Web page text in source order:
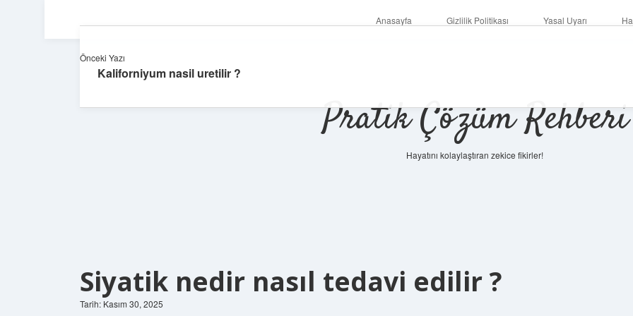
Anasayfa Gizlilik Politikası Yasal Uyarı
Pratik Çözüm Rehberi
Hayatını kolaylaştıran zekice fikirler!
Siyatik nedir nasıl tedavi edilir ?
Tarih: Kasım 30, 2025
Önceki Yazı
Kaliforniyum nasil uretilir ?